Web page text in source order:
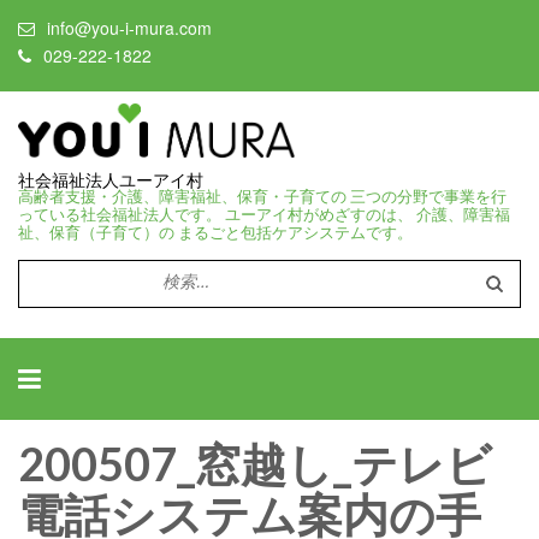
info@you-i-mura.com
029-222-1822
社会福祉法人ユーアイ村
高齢者支援・介護、障害福祉、保育・子育ての 三つの分野で事業を行
っている社会福祉法人です。 ユーアイ村がめざすのは、 介護、障害福
祉、保育（子育て）の まるごと包括ケアシステムです。
検
索:
200507_窓越し_テレビ
電話システム案内の手